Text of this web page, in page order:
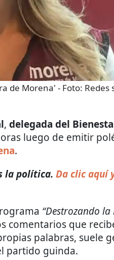
de Morena' - Foto: Redes
, delegada del
luego de emitir
.
la política. Da clic aquí
“Destrozando la
comentarios que
palabras, suele
partido guinda.